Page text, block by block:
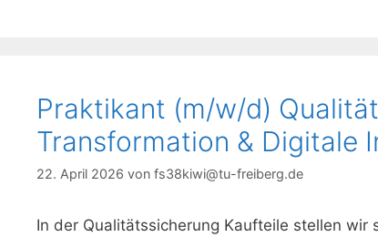
Praktikant (m/w/d)
Transformation & Digitale
22. April 2026 von fs38kiwi@tu-freiberg.de
In der Qualitätssicherung Kaufteile stellen wir